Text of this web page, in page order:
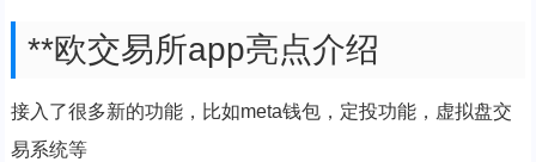
**欧交易所app亮点介绍
接入了很多新的功能，比如meta钱包，定投功能，虚拟盘交
易系统等